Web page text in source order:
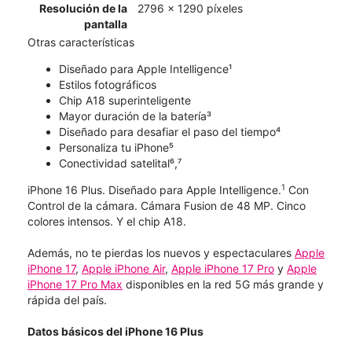
Resolución de la
pantalla
2796 x 1290 píxeles
Otras características
Diseñado para Apple Intelligence¹
Estilos fotográficos
Chip A18 superinteligente
Mayor duración de la batería³
Diseñado para desafiar el paso del tiempo⁴
Personaliza tu iPhone⁵
Conectividad satelital⁶,⁷
iPhone 16 Plus. Diseñado para Apple Intelligence.1 Con
Control de la cámara. Cámara Fusion de 48 MP. Cinco
colores intensos. Y el chip A18.
Además, no te pierdas los nuevos y espectaculares Apple
iPhone 17, Apple iPhone Air, Apple iPhone 17 Pro y Apple
iPhone 17 Pro Max disponibles en la red 5G más grande y
rápida del país.
Datos básicos del iPhone 16 Plus